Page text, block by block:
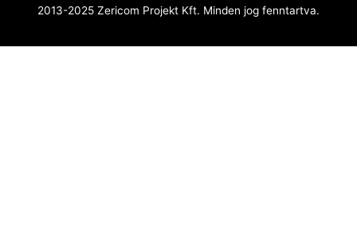
2013-2025 Zericom Projekt Kft. Minden jog fenntartva.